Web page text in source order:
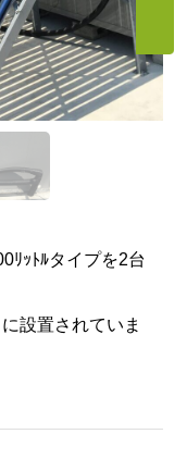
ﾘｯﾄﾙタイプを2台
設置されていま